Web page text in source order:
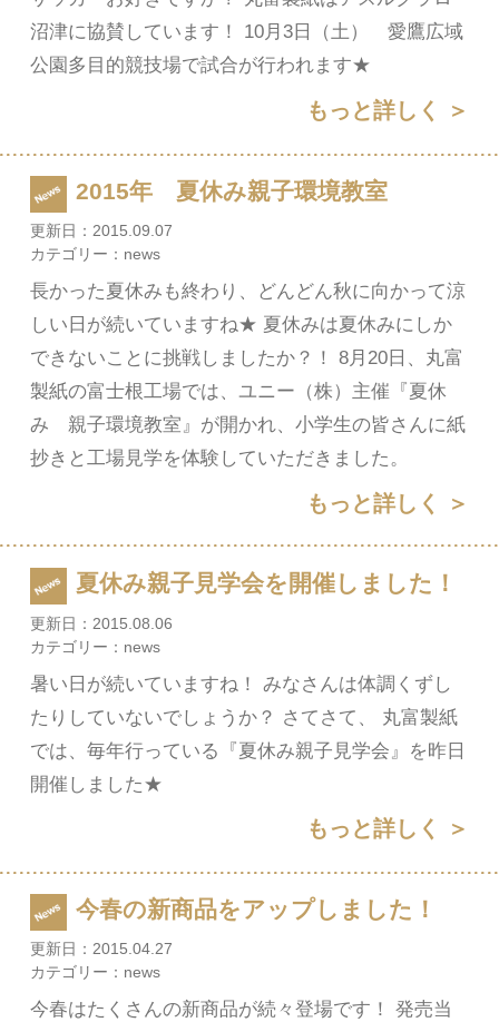
沼津に協賛しています！ 10月3日（土） 愛鷹広域
公園多目的競技場で試合が行われます★
もっと詳しく ＞
2015年 夏休み親子環境教室
更新日： 2015.09.07
カテゴリー： news
長かった夏休みも終わり、どんどん秋に向かって涼
しい日が続いていますね★ 夏休みは夏休みにしか
できないことに挑戦しましたか？！ 8月20日、丸富
製紙の富士根工場では、ユニー（株）主催『夏休
み 親子環境教室』が開かれ、小学生の皆さんに紙
抄きと工場見学を体験していただきました。
もっと詳しく ＞
夏休み親子見学会を開催しました！
更新日： 2015.08.06
カテゴリー： news
暑い日が続いていますね！ みなさんは体調くずし
たりしていないでしょうか？ さてさて、 丸富製紙
では、毎年行っている『夏休み親子見学会』を昨日
開催しました★
もっと詳しく ＞
今春の新商品をアップしました！
更新日： 2015.04.27
カテゴリー： news
今春はたくさんの新商品が続々登場です！ 発売当